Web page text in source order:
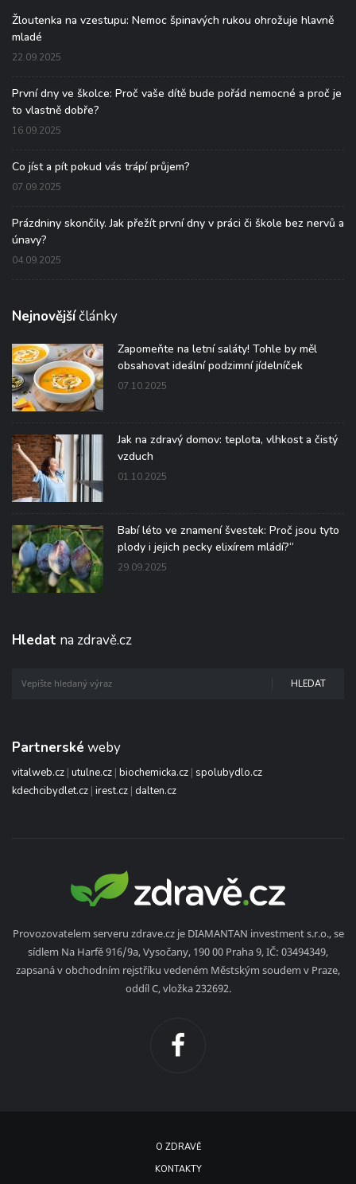
Žloutenka na vzestupu: Nemoc špinavých rukou ohrožuje hlavně
mladé
22.09.2025
První dny ve školce: Proč vaše dítě bude pořád nemocné a proč je
to vlastně dobře?
16.09.2025
Co jíst a pít pokud vás trápí průjem?
07.09.2025
Prázdniny skončily. Jak přežít první dny v práci či škole bez nervů a
únavy?
04.09.2025
Nejnovějšíčlánky
Zapomeňte na letní saláty! Tohle by měl
obsahovat ideální podzimní jídelníček
07.10.2025
Jak na zdravý domov: teplota, vlhkost a čistý
vzduch
01.10.2025
Babí léto ve znamení švestek: Proč jsou tyto
plody i jejich pecky elixírem mládí?“
29.09.2025
Hledat na zdravě.cz
HLEDAT
Partnerské weby
vitalweb.cz | utulne.cz | biochemicka.cz | spolubydlo.cz
kdechcibydlet.cz | irest.cz | dalten.cz
Provozovatelem serveru zdrave.cz je DIAMANTAN investment s.r.o., se
sídlem Na Harfě 916/9a, Vysočany, 190 00 Praha 9, IČ: 03494349,
zapsaná v obchodním rejstříku vedeném Městským soudem v Praze,
oddíl C, vložka 232692.
O ZDRAVĚ
KONTAKTY